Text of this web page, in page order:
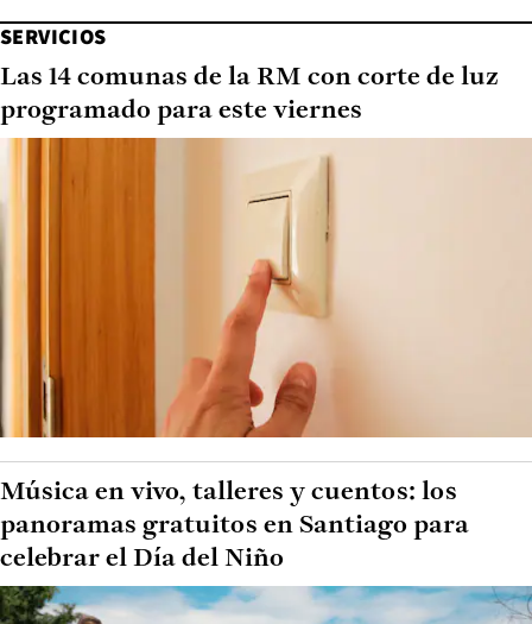
SERVICIOS
Las 14 comunas de la RM con corte de luz
programado para este viernes
Música en vivo, talleres y cuentos: los
panoramas gratuitos en Santiago para
celebrar el Día del Niño